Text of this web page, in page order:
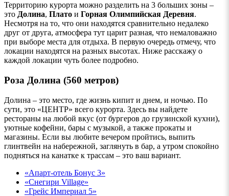
Территорию курорта можно разделить на 3 больших зоны –
это Долина, Плато и Горная Олимпийская Деревня.
Несмотря на то, что они находятся сравнительно недалеко
друг от друга, атмосфера тут царит разная, что немаловажно
при выборе места для отдыха. В первую очередь отмечу, что
локации находятся на разных высотах. Ниже расскажу о
каждой локации чуть более подробно.
Роза Долина (560 метров)
Долина – это место, где жизнь кипит и днем, и ночью. По
сути, это «ЦЕНТР» всего курорта. Здесь вы найдете
рестораны на любой вкус (от бургеров до грузинской кухни),
уютные кофейни, бары с музыкой, а также прокаты и
магазины. Если вы любите вечером пройтись, выпить
глинтвейн на набережной, заглянуть в бар, а утром спокойно
подняться на канатке к трассам – это ваш вариант.
«Апарт-отель Бонус 3»
«Снегири Village»
«Грейс Империал 5»